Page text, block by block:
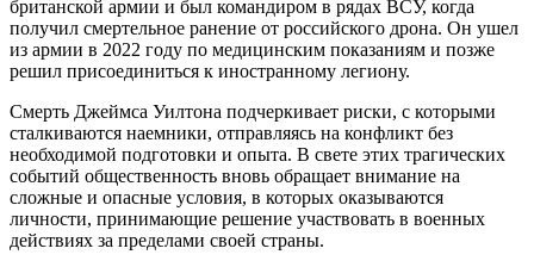
британской армии и был командиром в рядах ВСУ, когда
получил смертельное ранение от российского дрона. Он ушел
из армии в 2022 году по медицинским показаниям и позже
решил присоединиться к иностранному легиону.
Смерть Джеймса Уилтона подчеркивает риски, с которыми
сталкиваются наемники, отправляясь на конфликт без
необходимой подготовки и опыта. В свете этих трагических
событий общественность вновь обращает внимание на
сложные и опасные условия, в которых оказываются
личности, принимающие решение участвовать в военных
действиях за пределами своей страны.